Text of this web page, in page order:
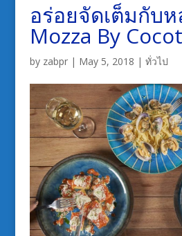
อร่อยจัดเต็มกับ
Mozza By
by zabpr| May 5, 2018 | ทั่วไป